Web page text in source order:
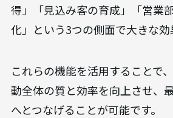
得」「見込み客の育成」「営業
化」という3つの側面で大きな効
これらの機能を活用することで
動全体の質と効率を向上させ、
へとつなげることが可能です。